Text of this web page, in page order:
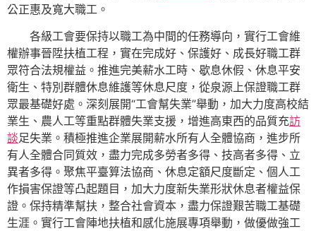
公正惠及寬大職工。
各級工會要保持以職工為中間的任務導向，實行工會維
權辦事晉陞扶植工程，實在完成好、保護好、成長好職工群
眾符合法規權益。推進完美薪水工時、歇息休假、休息平安
衛生、特別群體休息維護等休息尺度，從泉源上保證職工群
眾最基礎好處。深刻展開“工會幫失業”舉動，加大力度高校結
業生、農人工等重點群體失業支援，增進高東西的品質充訪
談足失業。積極推進企業展開薪水所有人全體協商，進步所
有人全體合同質效，盡力完成多勞者多得、技高者多得、立
異者多得。聚焦平臺算法協商、休息定額尺度斷定、個人工
作損害保證等凸起題目，加大力度新失業形狀休息者權益保
證。保持精準幫扶，整合社會資本，盡力保證艱苦職工基礎
生涯。實行工會陣地扶植和感化施展專項舉動，做優做強工